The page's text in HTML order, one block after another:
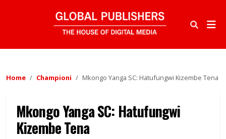
Home Championi Mkongo Yanga SC: Hatufungwi Kizembe Tena
Mkongo Yanga SC: Hatufungwi
Kizembe Tena